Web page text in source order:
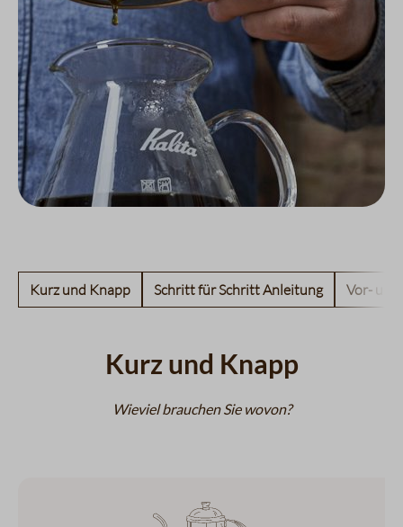
Kurz und Knapp Schritt für Schritt Anleitung Vor-
Kurz und Knapp
Wieviel brauchen Sie wovon?